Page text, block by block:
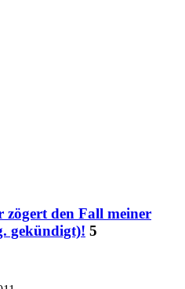
zögert den Fall meiner
gekündigt)! 5